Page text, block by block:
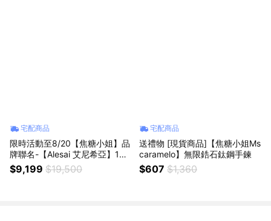
宅配商品
限時活動至8/20【焦糖小姐】品
牌聯名-【Alesai 艾尼希亞】1克
拉 DVVS1 鑽石手鍊 3選1 培育鑽
石 (3EX 車工)
$9,199 $19,500
宅配商品
送禮物 [現貨商品]【焦糖小姐Ms
caramelo】無限鋯石鈦鋼手鍊
$607 $1,360